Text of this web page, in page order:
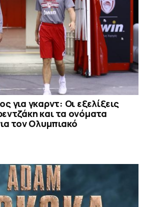
για γκαρντ: Οι εξελίξεις
και τα ονόματα
τον Ολυμπιακό